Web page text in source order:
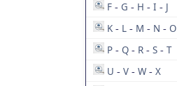
F - G - H - I - J
K - L - M - N - O
P - Q - R - S - T
U - V - W - X